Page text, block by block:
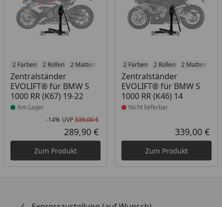
2 Farben 2 Rollen 2 Matten 2 Racetrack-Add-Ons 2 Branding-Optionen
Zentralständer
EVOLIFT® für BMW S
1000 RR (K67) 19-22
Produkt am Lager
Am Lager
Rabatt in Prozent
-14%
Ursprünglicher Preis
UVP339,00 €
Aktueller Preis
289,90 €
Zum Produkt
2 Farben 2 Rollen 2 Matten
Zentralständer
EVOLIFT® für BMW S
1000 RR (K46) 14
Produkt nicht lieferbar
Nicht lieferbar
339,00 €
Zum Produkt